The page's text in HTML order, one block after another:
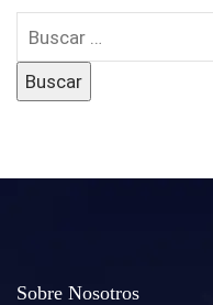
Sobre Nosotros